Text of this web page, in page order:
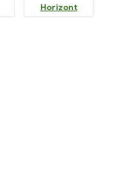
Horizont